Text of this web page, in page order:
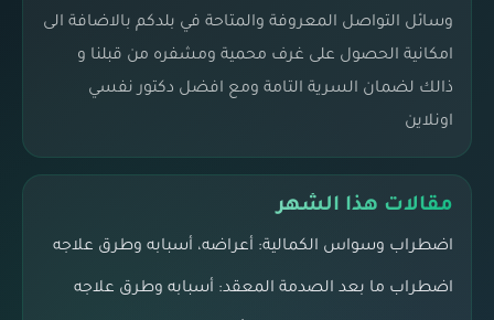
وسائل التواصل المعروفة والمتاحة في بلدكم بالاضافة الى
امكانية الحصول على غرف محمية ومشفره من قبلنا و
ذالك لضمان السرية التامة ومع افضل دكتور نفسي
اونلاين
مقالات هذا الشهر
اضطراب وسواس الكمالية: أعراضه، أسبابه وطرق علاجه
اضطراب ما بعد الصدمة المعقد: أسبابه وطرق علاجه